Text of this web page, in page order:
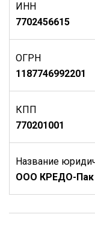
ИНН
7702456615
ОГРН
1187746992201
КПП
770201001
Название
ООО КРЕДО-Пак